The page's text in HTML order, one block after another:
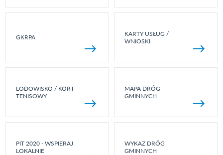
GKRPA
KARTY USŁUG /
WNIOSKI
LODOWISKO / KORT
TENISOWY
MAPA DRÓG
GMINNYCH
PIT 2020 - WSPIERAJ
LOKALNIE
WYKAZ DRÓG
GMINNYCH